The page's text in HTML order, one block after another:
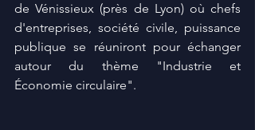
de Vénissieux (près de Lyon) où chefs
d'entreprises, société civile, puissance
publique se réuniront pour échanger
autour du thème "Industrie et
Économie circulaire".